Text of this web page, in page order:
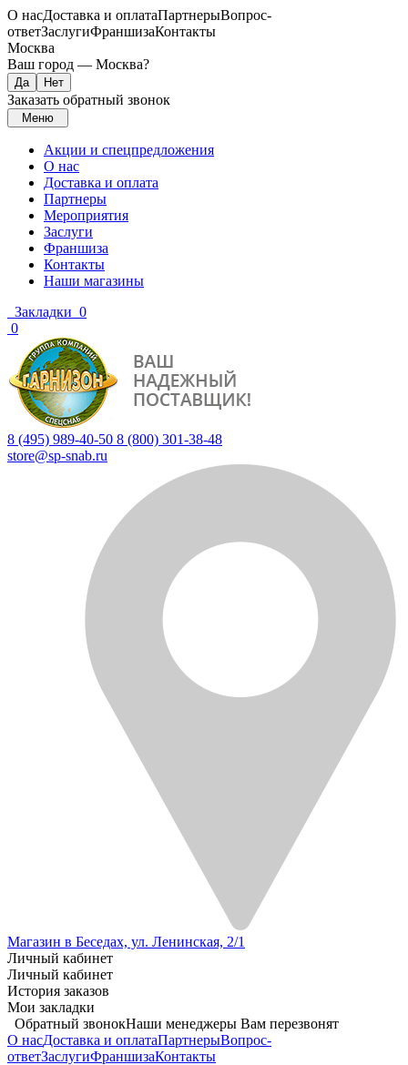
О насДоставка и оплатаПартнерыВопрос-
ответЗаслугиФраншизаКонтакты
Москва
Ваш город — Москва?
Заказать обратный звонок
Меню
Акции и спецпредложения
О нас
Доставка и оплата
Партнеры
Мероприятия
Заслуги
Франшиза
Контакты
Наши магазины
Закладки 0
0
8 (495) 989-40-50 8 (800) 301-38-48
store@sp-snab.ru
Магазин в Беседах, ул. Ленинская, 2/1
Личный кабинет
Личный кабинет
История заказов
Мои закладки
Обратный звонокНаши менеджеры Вам перезвонят
О насДоставка и оплатаПартнерыВопрос-
ответЗаслугиФраншизаКонтакты